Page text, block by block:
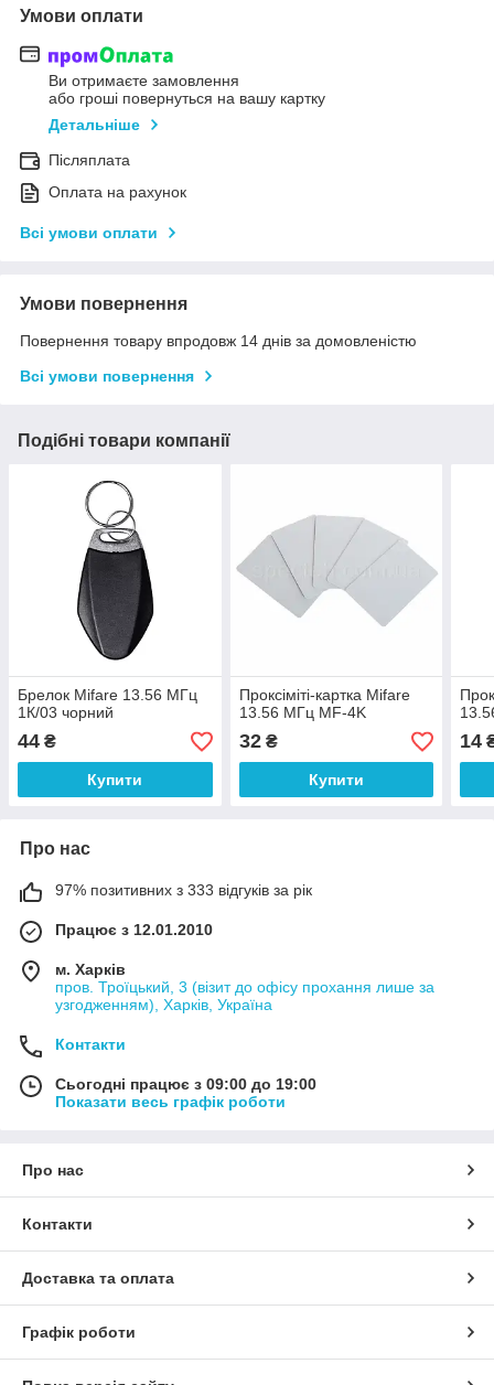
Умови оплати
Ви отримаєте замовлення
або гроші повернуться на вашу картку
Детальніше
Післяплата
Оплата на рахунок
Всі умови оплати
Умови повернення
Повернення товару впродовж 14 днів за домовленістю
Всі умови повернення
Подібні товари компанії
Брелок Mifare 13.56 МГц
1К/03 чорний
44 ₴
Купити
Проксіміті-картка Mifare
13.56 МГц MF-4K
32₴
Купити
14
Про нас
97% позитивних з 333 відгуків за рік
Працює з 12.01.2010
м. Харків
пров. Троїцький, 3 (візит до офісу прохання лише за
узгодженням), Харків, Україна
Контакти
Сьогодні працює з 09:00 до 19:00
Показати весь графік роботи
Про нас
Контакти
Доставка та оплата
Графік роботи